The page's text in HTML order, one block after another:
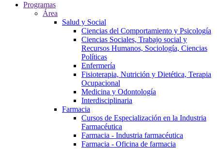
Programas
Área
Salud y Social
Ciencias del Comportamiento y Psicología
Ciencias Sociales, Trabajo social y
Recursos Humanos, Sociología, Ciencias
Políticas
Enfermería
Fisioterapia, Nutrición y Dietética, Terapia
Ocupacional
Medicina y Odontología
Interdisciplinaria
Farmacia
Cursos de Especialización en la Industria
Farmacéutica
Farmacia - Industria farmacéutica
Farmacia - Oficina de farmacia